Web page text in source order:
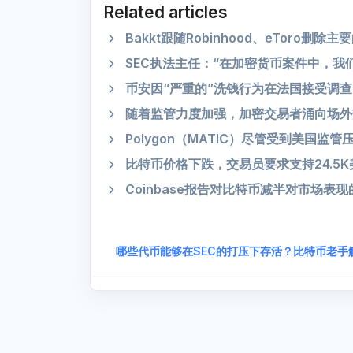
Related articles
Bakkt跟随Robinhood、eToro删除主要
SEC执法主任：“在加密货币案件中，我
币安因“严重的”洗钱行为在法国接受调查
随着监管力度加强，加密交易者涌向场
Polygon（MATIC）尽管受到美国监管
比特币价格下跌，交易员要求支持
Coinbase报告对比特币减半对市场表现
哪些代币能够在SEC的打压下存活？比特币老手